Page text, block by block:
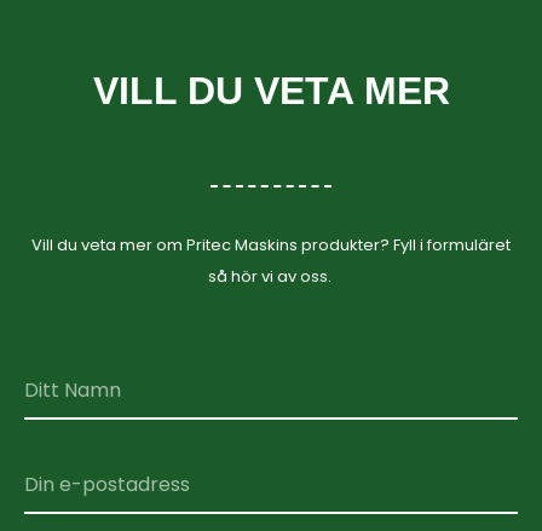
VILL DU VETA MER
Vill du veta mer om Pritec Maskins produkter? Fyll i formuläret
så hör vi av oss.